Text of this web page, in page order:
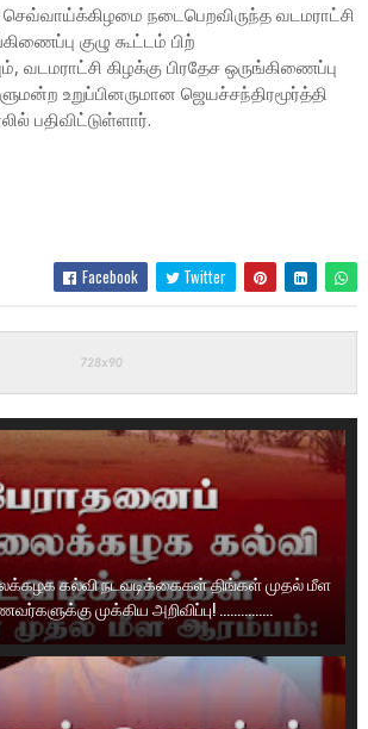
நடைபெறவிருந்த வடமராட்சி
குழு கூட்டம் பிற்
வடமராட்சி கிழக்கு பிரதேச ஒருங்கிணைப்பு
உறுப்பினருமான ஜெயச்சந்திரமூர்த்தி
பதிவிட்டுள்ளார்.
Facebook Twitter
கல்வி நடவடிக்கைகள் திங்கள் முதல் மீள
முக்கிய அறிவிப்பு! ...............